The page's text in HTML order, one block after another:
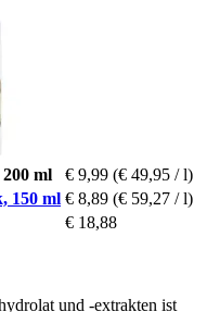
ml € 9,99 (€ 49,95 / l)
150 ml € 8,89 (€ 59,27 / l)
€ 18,88
und -extrakten ist